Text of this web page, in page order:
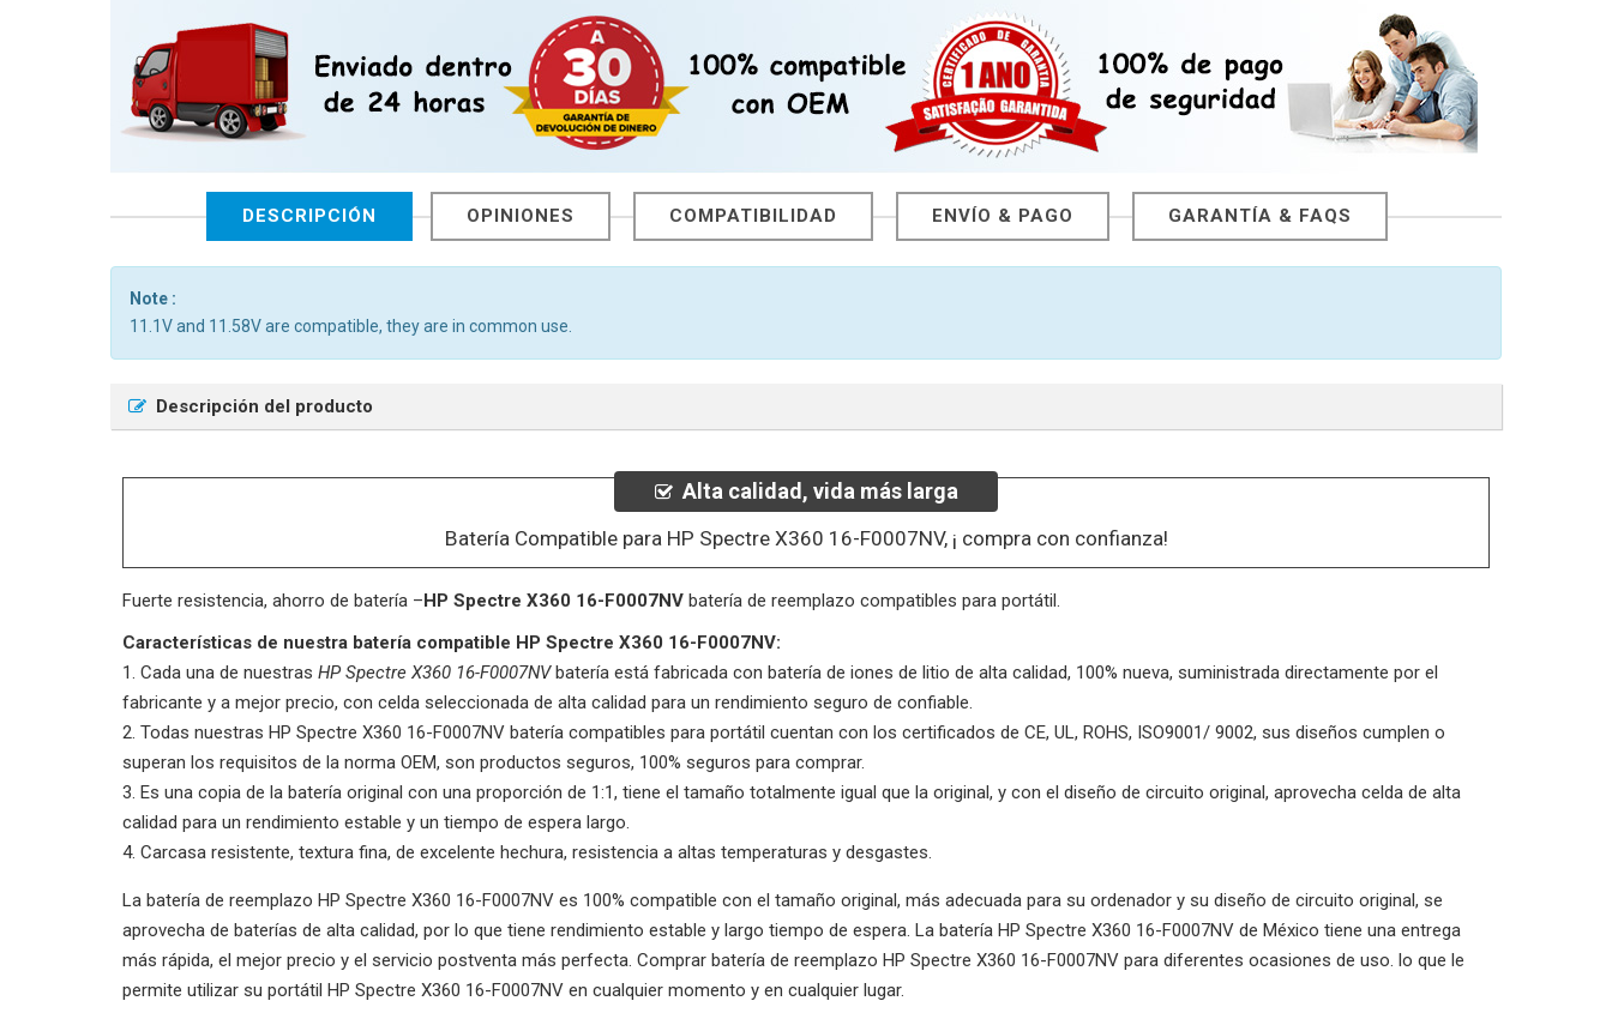
DESCRIPCIÓN OPINIONES COMPATIBILIDAD ENVÍO & PAGO GARANTÍA & FAQS
Note :
11.1V and 11.58V are compatible, they are in common use.
Descripción del producto
Alta calidad, vida más larga
Batería Compatible para HP Spectre X360 16-F0007NV, ¡ compra con confianza!
Fuerte resistencia, ahorro de batería –HP Spectre X360 16-F0007NV batería de reemplazo compatibles para portátil.
Características de nuestra batería compatible HP Spectre X360 16-F0007NV:
Cada una de nuestras HP Spectre X360 16-F0007NVbatería está fabricada con batería de iones de litio de alta calidad, 100% nueva, suministrada directamente por el
fabricante y a mejor precio, con celda seleccionada de alta calidad para un rendimiento seguro de confiable.
Todas nuestras HP Spectre X360 16-F0007NV batería compatibles para portátil cuentan con los certificados de CE, UL, ROHS, ISO9001/ 9002, sus diseños cumplen o
superan los requisitos de la norma OEM, son productos seguros, 100% seguros para comprar.
Es una copia de la batería original con una proporción de 1:1, tiene el tamaño totalmente igual que la original, y con el diseño de circuito original, aprovecha celda de alta
calidad para un rendimiento estable y un tiempo de espera largo.
Carcasa resistente, textura fina, de excelente hechura, resistencia a altas temperaturas y desgastes.
La batería de reemplazo HP Spectre X360 16-F0007NV es 100% compatible con el tamaño original, más adecuada para su ordenador y su diseño de circuito original, se
aprovecha de baterías de alta calidad, por lo que tiene rendimiento estable y largo tiempo de espera. La batería HP Spectre X360 16-F0007NV de México tiene una entrega
más rápida, el mejor precio y el servicio postventa más perfecta. Comprar batería de reemplazo HP Spectre X360 16-F0007NV para diferentes ocasiones de uso. lo que le
permite utilizar su portátil HP Spectre X360 16-F0007NV en cualquier momento y en cualquier lugar.